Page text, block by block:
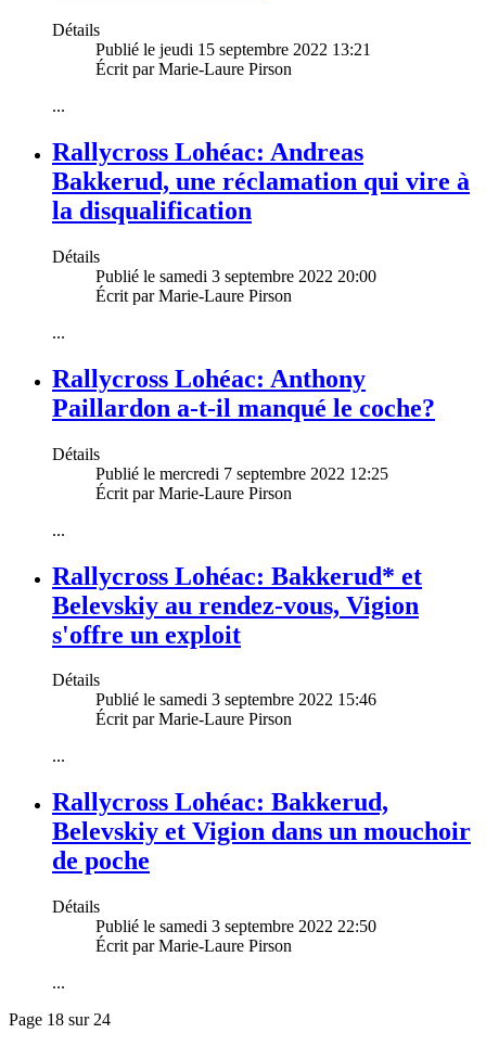
Détails
Publié le jeudi 15 septembre 2022 13:21
Écrit par Marie-Laure Pirson
...
Rallycross Lohéac: Andreas
Bakkerud, une réclamation qui vire à
la disqualification
Détails
Publié le samedi 3 septembre 2022 20:00
Écrit par Marie-Laure Pirson
...
Rallycross Lohéac: Anthony
Paillardon a-t-il manqué le coche?
Détails
Publié le mercredi 7 septembre 2022 12:25
Écrit par Marie-Laure Pirson
...
Rallycross Lohéac: Bakkerud* et
Belevskiy au rendez-vous, Vigion
s'offre un exploit
Détails
Publié le samedi 3 septembre 2022 15:46
Écrit par Marie-Laure Pirson
...
Rallycross Lohéac: Bakkerud,
Belevskiy et Vigion dans un mouchoir
de poche
Détails
Publié le samedi 3 septembre 2022 22:50
Écrit par Marie-Laure Pirson
...
Page 18 sur 24